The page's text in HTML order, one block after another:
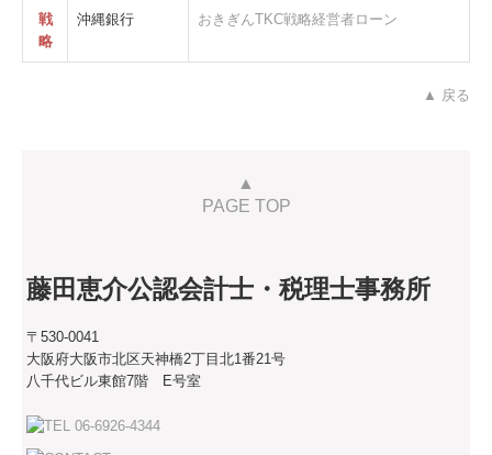
戦
略
沖縄銀行 おきぎんTKC戦略経営者ローン
▲ 戻る
▲
PAGE TOP
藤田恵介公認会計士・税理士事務所
〒530-0041
大阪府大阪市北区天神橋2丁目北1番21号
八千代ビル東館7階 E号室